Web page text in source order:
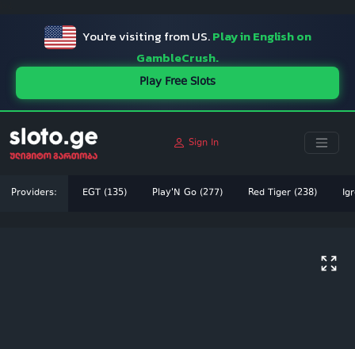
You're visiting from US.Play in English on
GambleCrush.
Play Free Slots
Sign In
Providers: EGT (135) Play'N Go (277) Red Tiger (238)